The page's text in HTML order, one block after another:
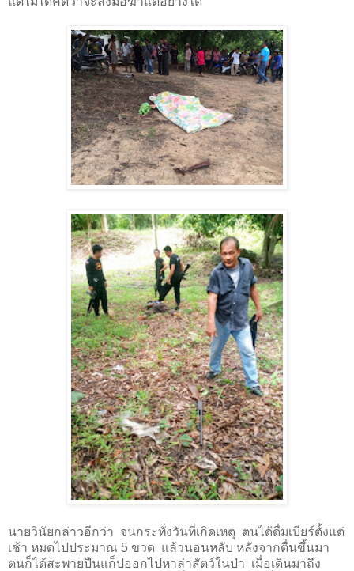
นายวินัยกล่าวอีกว่า จนกระทั่งวันที่เกิดเหตุ ตนได้ดื่มเบียร์ตั้งแต่
เช้า หมดไปประมาณ 5 ขวด แล้วนอนหลับ หลังจากตื่นขึ้นมา
ตนก็ได้สะพายปืนแก็ปออกไปหาล่าสัตว์ในป่า เมื่อเดินมาถึง